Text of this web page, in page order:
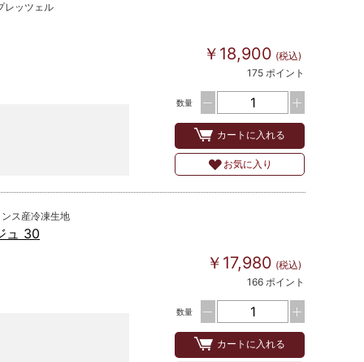
レッツェル
￥18,900 (税込)
175 ポイント
数量
カートに入れる
お気に入り
ス産冷凍生地
ュ 30
￥17,980 (税込)
166 ポイント
数量
カートに入れる